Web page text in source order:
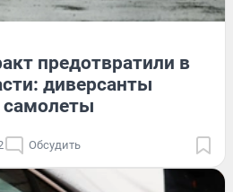
предотвратили в
диверсанты
самолеты
Обсудить